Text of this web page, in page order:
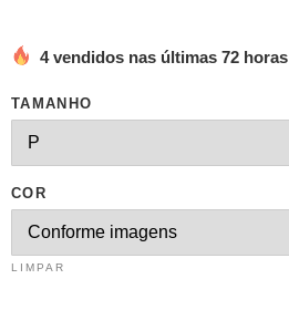
4 vendidos nas últimas 72 horas
TAMANHO
COR
LIMPAR